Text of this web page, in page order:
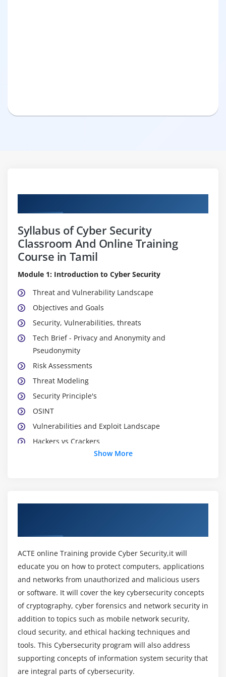
Syllabus of Cyber Security
Classroom And Online Training
Course in Tamil
Module 1: Introduction to Cyber Security
Threat and Vulnerability Landscape
Objectives and Goals
Security, Vulnerabilities, threats
Tech Brief - Privacy and Anonymity and
Pseudonymity
Risk Assessments
Threat Modeling
Security Principle's
OSINT
Vulnerabilities and Exploit Landscape
Hackers vs Crackers
Deep and Dark Web
PCI-DSS
Virus
malware
rootkits
RAT's
Show More
ACTE online Training provide Cyber Security,it will
educate you on how to protect computers, applications
and networks from unauthorized and malicious users
or software. It will cover the key cybersecurity concepts
of cryptography, cyber forensics and network security in
addition to topics such as mobile network security,
cloud security, and ethical hacking techniques and
tools. This Cybersecurity program will also address
supporting concepts of information system security that
are integral parts of cybersecurity.